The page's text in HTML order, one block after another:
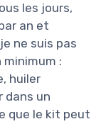
les jours,
an et
ne suis pas
:
huiler
dans un
que le kit peut